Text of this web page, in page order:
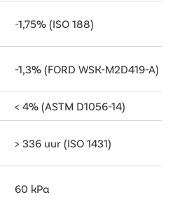
-1,75% (ISO 188)
-1,3% (FORD WSK-M2D419-A)
< 4% (ASTM D1056-14)
> 336 uur (ISO 1431)
60 kPa